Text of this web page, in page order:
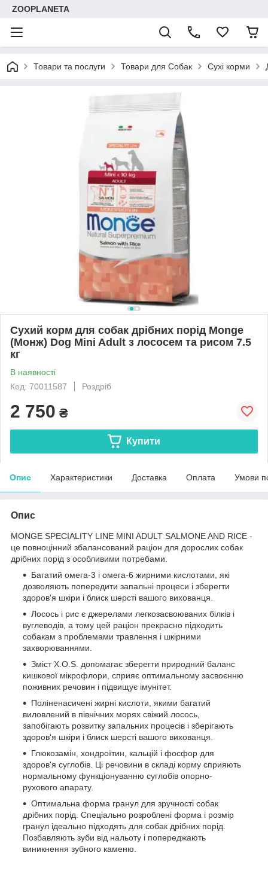
ZOOPLANETA
Товари та послуги Товари для Собак Сухі корми
Сухий корм для собак дрібних порід Monge
(Монж) Dog Mini Adult з лососем та рисом 7.5
кг
В наявності
Код: 70011587
Роздріб
2 750 ₴
Купити
Опис Характеристики Доставка Оплата Умови
Опис
MONGE SPECIALITY LINE MINI ADULT SALMONE AND RICE -
це повноцінний збалансований раціон для дорослих собак
дрібних порід з особливими потребами.
Багатий омега-3 і омега-6 жирними кислотами, які
дозволяють попередити запальні процеси і зберегти
здоров'я шкіри і блиск шерсті вашого вихованця.
Лосось і рис є джерелами легкозасвоюваних білків і
вуглеводів, а тому цей раціон прекрасно підходить
собакам з проблемами травлення і шкірними
захворюваннями.
Зміст X.O.S. допомагає зберегти природний баланс
кишкової мікрофлори, сприяє оптимальному засвоєнню
поживних речовин і підвищує імунітет.
Поліненасичені жирні кислоти, якими багатий
виловлений в північних морях свіжий лосось,
запобігають розвитку запальних процесів і зберігають
здоров'я шкіри і блиск шерсті вашого вихованця.
Глюкозамін, хондроїтин, кальцій і фосфор для
здоров'я суглобів. Ці речовини в складі корму сприяють
нормальному функціонуванню суглобів опорно-
рухового апарату.
Оптимальна форма гранул для зручності собак
дрібних порід. Спеціально розроблені форма і розмір
гранул ідеально підходять для собак дрібних порід.
Позбавляють зуби від нальоту і попереджають
виникнення зубного каменю.